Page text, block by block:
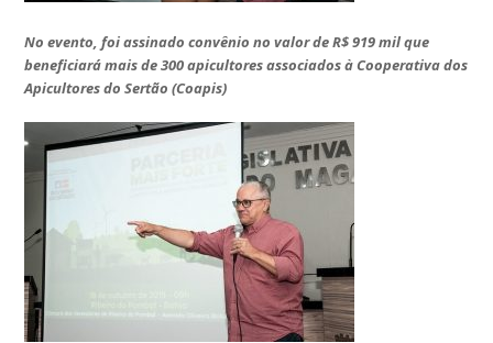
No evento, foi assinado convênio no valor de R$ 919 mil que
beneficiará mais de 300 apicultores associados à Cooperativa dos
Apicultores do Sertão (Coapis)